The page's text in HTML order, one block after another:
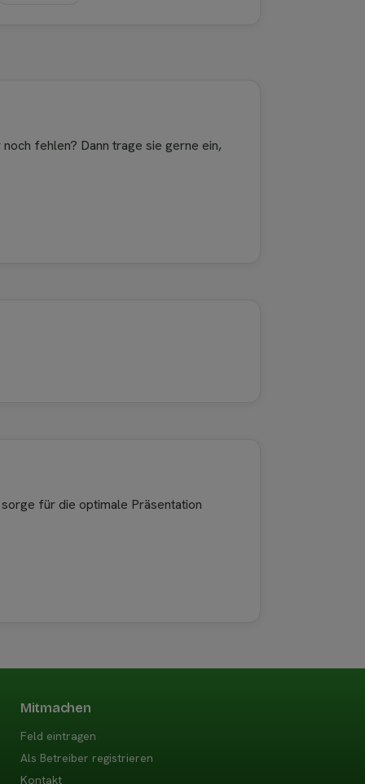
noch fehlen? Dann trage sie gerne ein,
für die optimale Präsentation
Mitmachen
Feld eintragen
Als Betreiber registrieren
Kontakt